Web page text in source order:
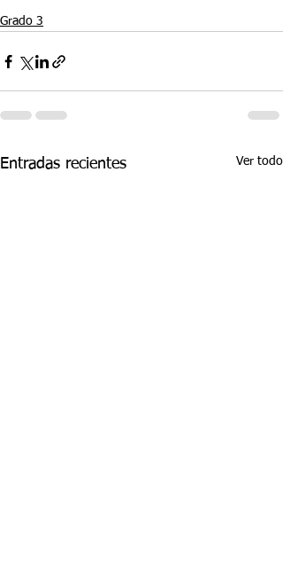
Grado 3
Entradas recientes Ver todo